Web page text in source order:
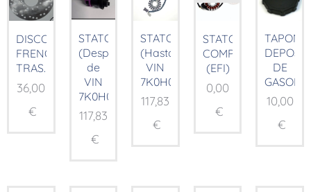
DISCO
FRENO
TRAS.
36,00
€
STATOR
(Después
de
VIN
7K0H01185)
117,83
€
STATOR
(Hasta
VIN
7K0H01185)
117,83
€
STATOR
COMP.
(EFI)
0,00
€
TAPON
DE
10,00
€